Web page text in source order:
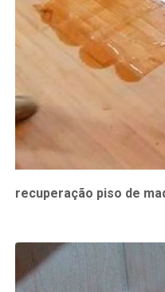
recuperação piso de